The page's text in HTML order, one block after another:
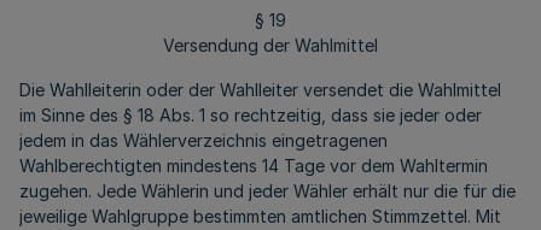
§ 19
Versendung der Wahlmittel
Die Wahlleiterin oder der Wahlleiter versendet die Wahlmittel
im Sinne des § 18 Abs. 1 so rechtzeitig, dass sie jeder oder
jedem in das Wählerverzeichnis eingetragenen
Wahlberechtigten mindestens 14 Tage vor dem Wahltermin
zugehen. Jede Wählerin und jeder Wähler erhält nur die für die
jeweilige Wahlgruppe bestimmten amtlichen Stimmzettel. Mit